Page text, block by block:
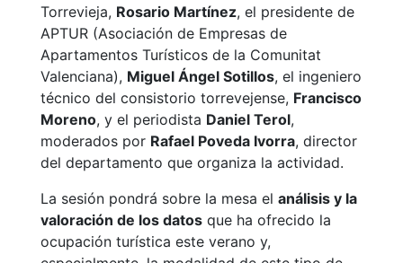
Torrevieja, Rosario Martínez, el presidente de
APTUR (Asociación de Empresas de
Apartamentos Turísticos de la Comunitat
Valenciana), Miguel Ángel Sotillos, el ingeniero
técnico del consistorio torrevejense, Francisco
Moreno, y el periodista Daniel Terol,
moderados por Rafael Poveda Ivorra, director
del departamento que organiza la actividad.
La sesión pondrá sobre la mesa el análisis y la
valoración de los datos que ha ofrecido la
ocupación turística este verano y,